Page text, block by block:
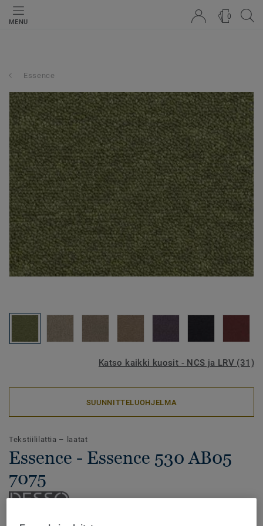
MENU
0
Essence
Katso kaikki kuosit - NCS ja LRV (31)
SUUNNITTELUOHJELMA
Tekstiililattia – laatat
Essence - Essence 530 AB05
7075